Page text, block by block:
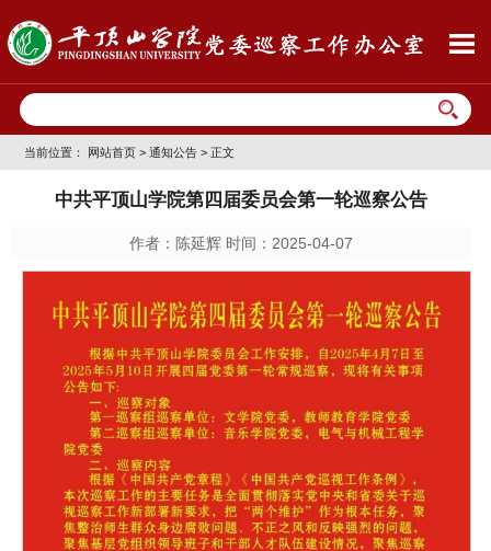
当前位置： 网站首页 >通知公告 > 正文
中共平顶山学院第四届委员会第一轮巡察公告
作者：陈延辉 时间：2025-04-07